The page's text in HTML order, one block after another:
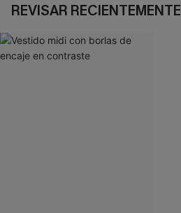
REVISAR RECIENTEMENTE